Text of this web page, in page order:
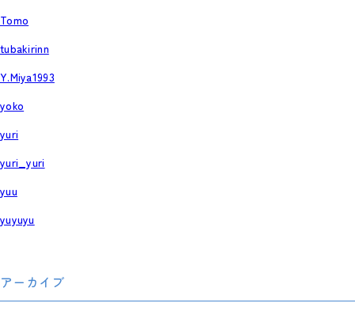
Tomo
tubakirinn
Y.Miya1993
yoko
yuri
yuri_yuri
yuu
yuyuyu
アーカイブ